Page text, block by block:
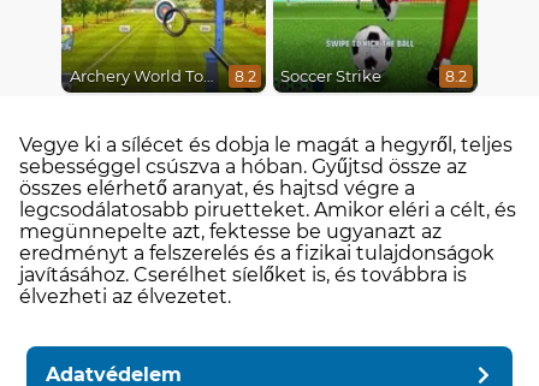
Archery World Tour 8.2 Soccer Strike 8.2
Vegye ki a sílécet és dobja le magát a hegyről, teljes
sebességgel csúszva a hóban. Gyűjtsd össze az
összes elérhető aranyat, és hajtsd végre a
legcsodálatosabb piruetteket. Amikor eléri a célt, és
megünnepelte azt, fektesse be ugyanazt az
eredményt a felszerelés és a fizikai tulajdonságok
javításához. Cserélhet síelőket is, és továbbra is
élvezheti az élvezetet.
Adatvédelem